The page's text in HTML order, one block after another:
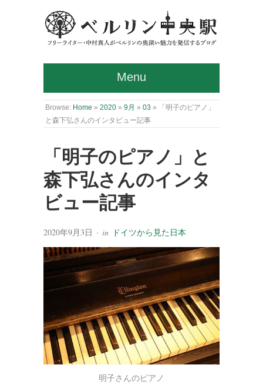
Menu
Browse: Home » 2020 » 9月 » 03 »
「明子のピアノ」
と森下弘さんのインタビュー記事
「明子のピアノ」と
森下弘さんのインタ
ビュー記事
2020年9月3日 · in ドイツから見た日本
明子さんのピアノ